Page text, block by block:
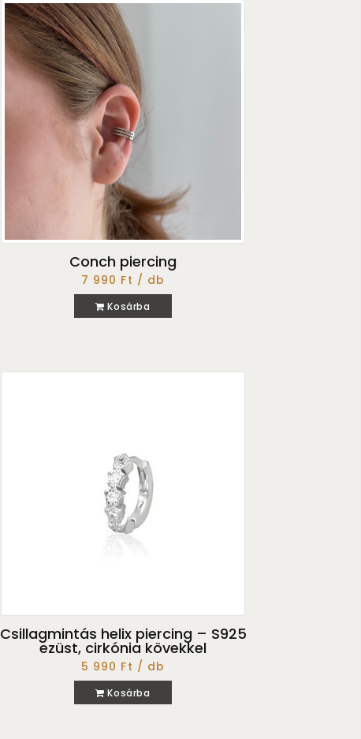
Conch piercing
7 990 Ft / db
Kosárba
Csillagmintás helix piercing – S925
ezüst, cirkónia kövekkel
5 990 Ft / db
Kosárba